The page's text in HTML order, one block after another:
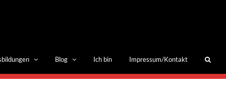
Blog Ich bin Impressum/Kontakt